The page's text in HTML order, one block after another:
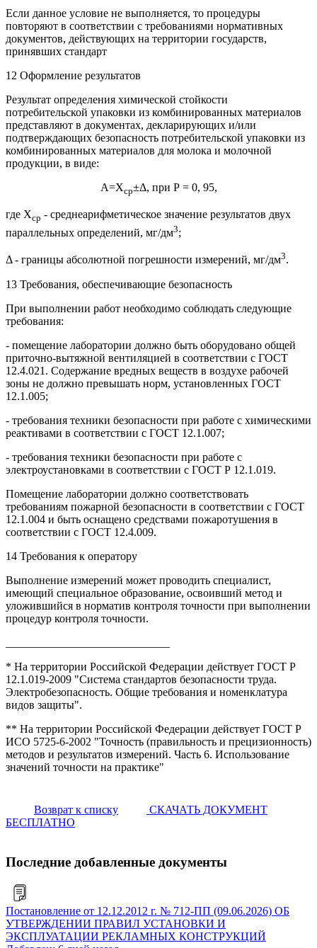
Если данное условие не выполняется, то процедуры
повторяют в соответствии с требованиями нормативных
документов, действующих на территории государств,
принявших стандарт
12 Оформление результатов
Результат определения химической стойкости
потребительской упаковки из комбинированных материалов
представляют в документах, декларирующих и/или
подтверждающих безопасность потребительской упаковки из
комбинированных материалов для молока и молочной
продукции, в виде:
A=Xcp±Δ, при Р = 0, 95,
где Xcp - среднеарифметическое значение результатов двух
параллельных определений, мг/дм3;
Δ - границы абсолютной погрешности измерений, мг/дм3.
13 Требования, обеспечивающие безопасность
При выполнении работ необходимо соблюдать следующие
требования:
- помещение лаборатории должно быть оборудовано общей
приточно-вытяжной вентиляцией в соответствии с ГОСТ
12.4.021. Содержание вредных веществ в воздухе рабочей
зоны не должно превышать норм, установленных ГОСТ
12.1.005;
- требования техники безопасности при работе с химическими
реактивами в соответствии с ГОСТ 12.1.007;
- требования техники безопасности при работе с
электроустановками в соответствии с ГОСТ Р 12.1.019.
Помещение лаборатории должно соответствовать
требованиям пожарной безопасности в соответствии с ГОСТ
12.1.004 и быть оснащено средствами пожаротушения в
соответствии с ГОСТ 12.4.009.
14 Требования к оператору
Выполнение измерений может проводить специалист,
имеющий специальное образование, освоивший метод и
уложившийся в норматив контроля точности при выполнении
процедур контроля точности.
* На территории Российской Федерации действует ГОСТ Р
12.1.019-2009 "Система стандартов безопасности труда.
Электробезопасность. Общие требования и номенклатура
видов защиты".
** На территории Российской Федерации действует ГОСТ Р
ИСО 5725-6-2002 "Точность (правильность и прецизионность)
методов и результатов измерений. Часть 6. Использование
значений точности на практике"
Возврат к списку
СКАЧАТЬ ДОКУМЕНТ
БЕСПЛАТНО
Последние добавленные документы
Постановление от 12.12.2012 г. № 712-ПП (09.06.2026) ОБ
УТВЕРЖДЕНИИ ПРАВИЛ УСТАНОВКИ И
ЭКСПЛУАТАЦИИ РЕКЛАМНЫХ КОНСТРУКЦИЙ